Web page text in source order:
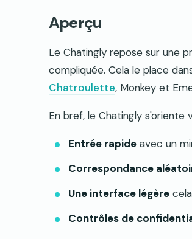
Aperçu
Le Chatingly repose sur une
compliquée. Cela le place
Chatroulette, Monkey et
En bref, le Chatingly s'oriente
Entrée rapide avec un
Correspondance
Une interface légère
Contrôles de